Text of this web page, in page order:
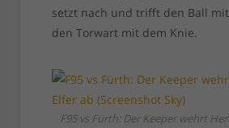
setzt nach und trifft den Ball
den Torwart mit dem Knie.
F95 vs Fürth: Der Keeper wehrt